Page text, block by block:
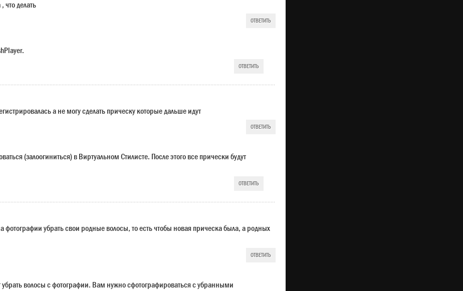
что делать
ОТВЕТИТЬ
ОТВЕТИТЬ
а не могу сделать прическу которые дальше идут
ОТВЕТИТЬ
(залоогиниться) в Виртуальном Стилисте. После этого все прически будут
ОТВЕТИТЬ
убрать свои родные волосы, то есть чтобы новая прическа была, а родных
ОТВЕТИТЬ
волосы с фотографии. Вам нужно сфотографироваться с убранными